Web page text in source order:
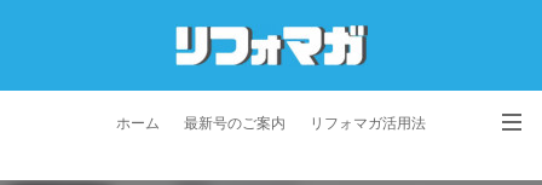
ホーム 最新号のご案内 リフォマガ活用法